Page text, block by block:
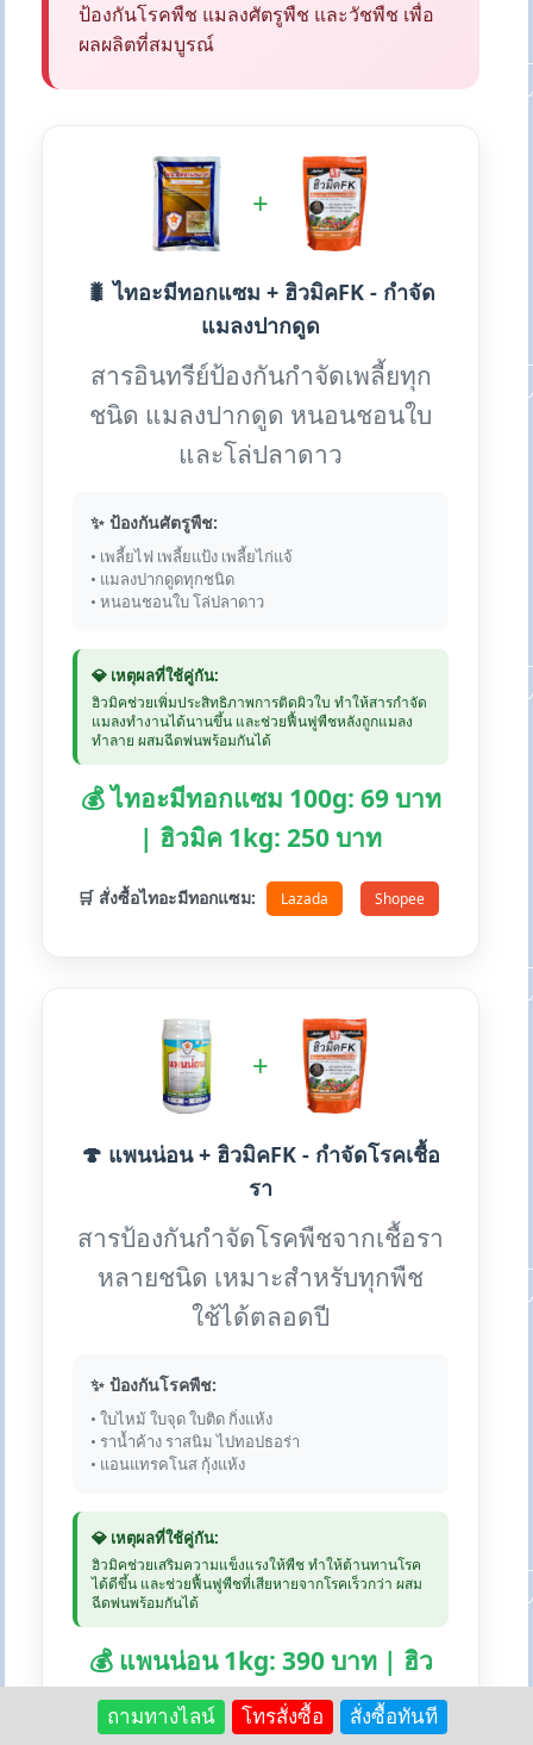
ป้องกันโรคพืช แมลงศัตรูพืช และวัชพืช เพื่อ
ผลผลิตที่สมบูรณ์
+
🐛 ไทอะมีทอกแซม + ฮิวมิคFK - กำจัด
แมลงปากดูด
สารอินทรีย์ป้องกันกำจัดเพลี้ยทุก
ชนิด แมลงปากดูด หนอนชอนใบ
และโล่ปลาดาว
✨ ป้องกันศัตรูพืช:
• เพลี้ยไฟ เพลี้ยแป้ง เพลี้ยไก่แจ้
• แมลงปากดูดทุกชนิด
• หนอนชอนใบ โล่ปลาดาว
💎 เหตุผลที่ใช้คู่กัน:
ฮิวมิคช่วยเพิ่มประสิทธิภาพการติดผิวใบ ทำให้สารกำจัด
แมลงทำงานได้นานขึ้น และช่วยฟื้นฟูพืชหลังถูกแมลง
ทำลาย ผสมฉีดพ่นพร้อมกันได้
💰 ไทอะมีทอกแซม 100g: 69 บาท
| ฮิวมิค 1kg: 250 บาท
🛒 สั่งซื้อไทอะมีทอกแซม: Lazada Shopee
+
🍄 แพนน่อน + ฮิวมิคFK - กำจัดโรคเชื้อ
รา
สารป้องกันกำจัดโรคพืชจากเชื้อรา
หลายชนิด เหมาะสำหรับทุกพืช
ใช้ได้ตลอดปี
✨ ป้องกันโรคพืช:
• ใบไหม้ ใบจุด ใบติด กิ่งแห้ง
• ราน้ำค้าง ราสนิม ไปทอปธอร่า
• แอนแทรคโนส กุ้งแห้ง
💎 เหตุผลที่ใช้คู่กัน:
ฮิวมิคช่วยเสริมความแข็งแรงให้พืช ทำให้ต้านทานโรค
ได้ดีขึ้น และช่วยฟื้นฟูพืชที่เสียหายจากโรคเร็วกว่า ผสม
ฉีดพ่นพร้อมกันได้
💰 แพนน่อน 1kg: 390 บาท | ฮิว
มิค 1kg: 250 บาท
ถามทางไลน์ โทรสั่งซื้อ สั่งซื้อทันที